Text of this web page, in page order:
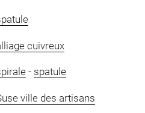
cuivreux
- spatule
ville des artisans